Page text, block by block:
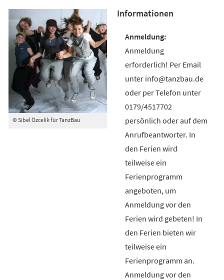
© Sibel Özcelik für TanzBau
Informationen
Anmeldung
erforderlich! Per Email
unter info@tanzbau.de
oder per Telefon unter
0179/4517702
persönlich oder auf dem
Anrufbeantworter. In
den Ferien wird
teilweise ein
Ferienprogramm
angeboten, um
Anmeldung vor den
Ferien wird gebeten! In
den Ferien bieten wir
teilweise ein
Ferienprogramm an.
Anmeldung vor den